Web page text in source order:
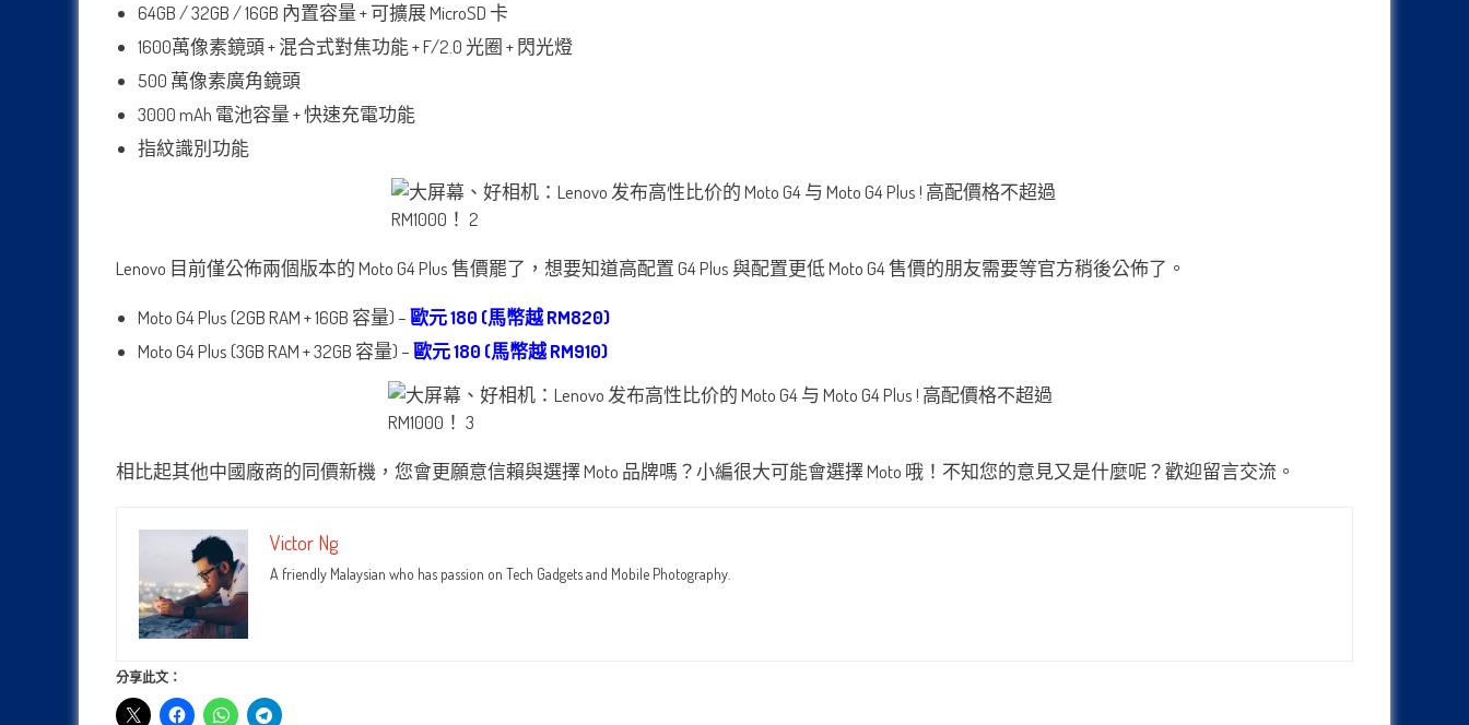
64GB / 32GB / 16GB 內置容量 + 可擴展 MicroSD 卡
1600萬像素鏡頭 + 混合式對焦功能 + F/2.0 光圈 + 閃光燈
500 萬像素廣角鏡頭
3000 mAh 電池容量 + 快速充電功能
指紋識別功能
Lenovo 目前僅公佈兩個版本的 Moto G4 Plus 售價罷了，想要知道高配置 G4 Plus 與配置更低 Moto G4 售價的朋友需要等官方稍後公佈了。
Moto G4 Plus (2GB RAM + 16GB 容量) –歐元 180 (馬幣越 RM820)
Moto G4 Plus (3GB RAM + 32GB 容量) –歐元 180 (馬幣越 RM910)
相比起其他中國廠商的同價新機，您會更願意信賴與選擇 Moto 品牌嗎？小編很大可能會選擇 Moto 哦！不知您的意見又是什麼呢？歡迎留言交流。
Victor Ng
A friendly Malaysian who has passion on Tech Gadgets and Mobile Photography.
分享此文：